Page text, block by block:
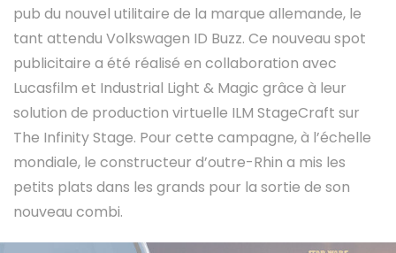
Fourgons Camionnettes
Bennes, plateaux
spécifiques
pub du nouvel utilitaire de la marque allemande, le
tant attendu Volkswagen ID Buzz. Ce nouveau spot
publicitaire a été réalisé en collaboration avec
Lucasfilm et Industrial Light & Magic grâce à leur
solution de production virtuelle ILM StageCraft sur
The Infinity Stage. Pour cette campagne, à l’échelle
mondiale, le constructeur d’outre-Rhin a mis les
petits plats dans les grands pour la sortie de son
nouveau combi.